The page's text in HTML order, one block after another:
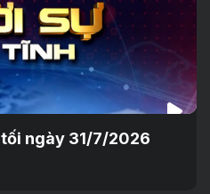
ngày 31/7/2026